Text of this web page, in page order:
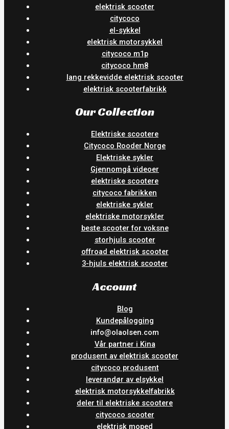
elektrisk scooter
citycoco
el-sykkel
elektrisk motorsykkel
citycoco m1p
citycoco hm8
lang rekkevidde elektrisk scooter
elektrisk scooterfabrikk
Our Collection
Elektriske scootere
Citycoco Rooder Norge
Elektriske sykler
Gjennomgå videoer
elektriske scootere
citycoco fabrikken
elektriske sykler
elektriske motorsykler
beste scooter for voksne
storhjuls scooter
offroad elektrisk scooter
3-hjuls elektrisk scooter
Account
Blog
Kundepålogging
info@olaolsen.com
Vår partner i Kina
produsent av elektrisk scooter
citycoco produsent
leverandør av elsykkel
elektrisk motorsykkelfabrikk
deler til elektriske scootere
citycoco scooter
elektrisk moped